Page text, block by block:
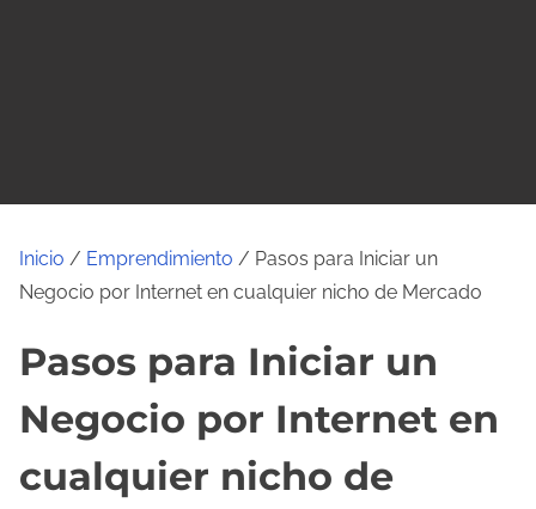
Inicio / Emprendimiento / Pasos para Iniciar un
Negocio por Internet en cualquier nicho de Mercado
Pasos para Iniciar un
Negocio por Internet en
cualquier nicho de